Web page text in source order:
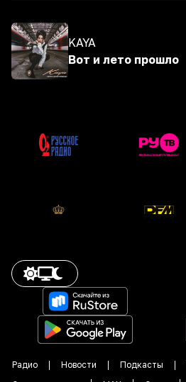
KAYA
Вот и лето прошло
Радио Новости Подкасты